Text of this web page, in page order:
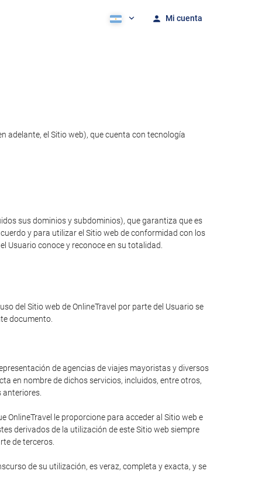
Mi cuenta
adelante, el Sitio web), que cuenta con tecnología
sus dominios y subdominios), que garantiza que es
y para utilizar el Sitio web de conformidad con los
Usuario conoce y reconoce en su totalidad.
del Sitio web de OnlineTravel por parte del Usuario se
documento.
de agencias de viajes mayoristas y diversos
en nombre de dichos servicios, incluidos, entre otros,
anteriores.
le proporcione para acceder al Sitio web e
derivados de la utilización de este Sitio web siempre
de terceros.
de su utilización, es veraz, completa y exacta, y se